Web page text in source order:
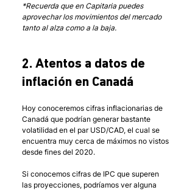
*Recuerda que en Capitaria puedes
aprovechar los movimientos del mercado
tanto al alza como a la baja.
2. Atentos a datos de
inflación en Canadá
Hoy conoceremos cifras inflacionarias de
Canadá que podrían generar bastante
volatilidad en el par USD/CAD, el cual se
encuentra muy cerca de máximos no vistos
desde fines del 2020.
Si conocemos cifras de IPC que superen
las proyecciones, podríamos ver alguna